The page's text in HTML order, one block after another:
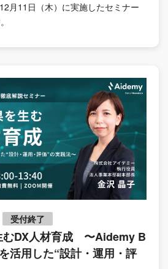
月11日（木）に実施したセミナー
受付終了
むDX人材育成 〜Aidemy B
活用した“設計・運用・評